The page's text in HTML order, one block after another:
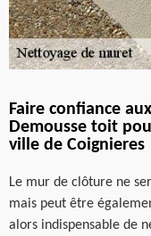
Faire confiance
Demousse toit
ville de Coignieres
Le mur de clôture ne
mais peut être
alors indispensable de